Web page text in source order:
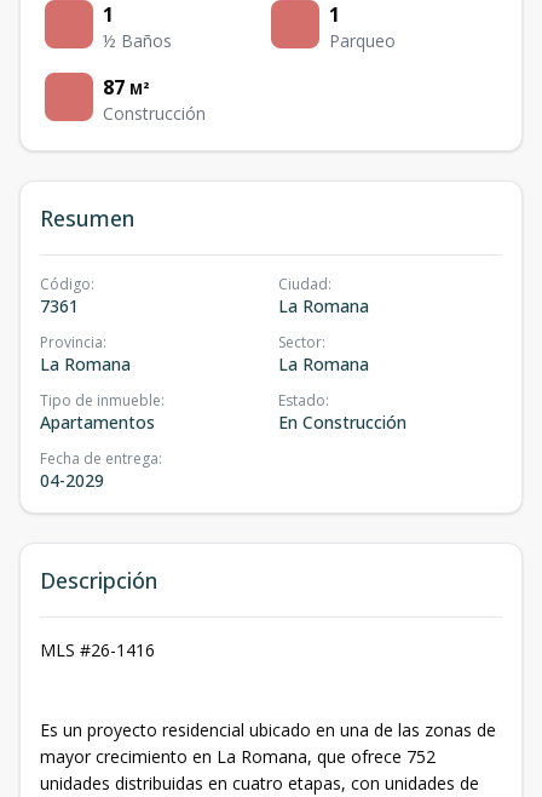
1
½ Baños
1
Parqueo
87 M²
Construcción
Resumen
Código:
7361
Ciudad:
La Romana
Provincia:
La Romana
Sector:
La Romana
Tipo de inmueble:
Apartamentos
Estado:
En Construcción
Fecha de entrega:
04-2029
Descripción
MLS #26-1416
Es un proyecto residencial ubicado en una de las zonas de
mayor crecimiento en La Romana, que ofrece 752
unidades distribuidas en cuatro etapas, con unidades de